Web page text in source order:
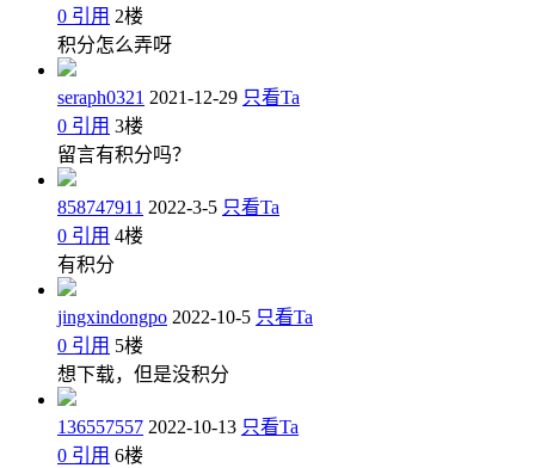
0 引用 2楼
积分怎么弄呀
seraph0321 2021-12-29 只看Ta
0 引用 3楼
留言有积分吗？
858747911 2022-3-5 只看Ta
0 引用 4楼
有积分
jingxindongpo 2022-10-5 只看Ta
0 引用 5楼
想下载，但是没积分
136557557 2022-10-13 只看Ta
0 引用 6楼